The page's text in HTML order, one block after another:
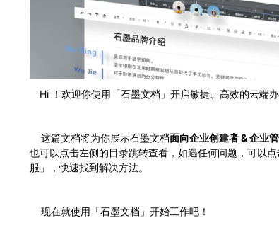
Hi ！欢迎你使用「石墨文档」开启敏捷、高效的云端办
	这篇文档将为你展示石墨文档
面向企业创建者 & 企业
也可以点击左侧的目录跳转查看，如遇任何问题，可以
服」，快速找到解决方法。
	现在就使用「石墨文档」开始工作吧！